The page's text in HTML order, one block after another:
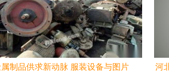
制品供求新动脉 服装设备与图片
河